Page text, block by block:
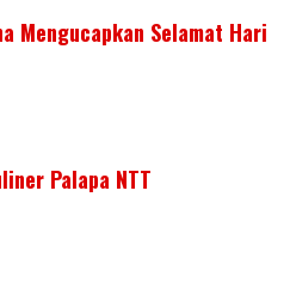
Mengucapkan Selamat Hari
Palapa NTT